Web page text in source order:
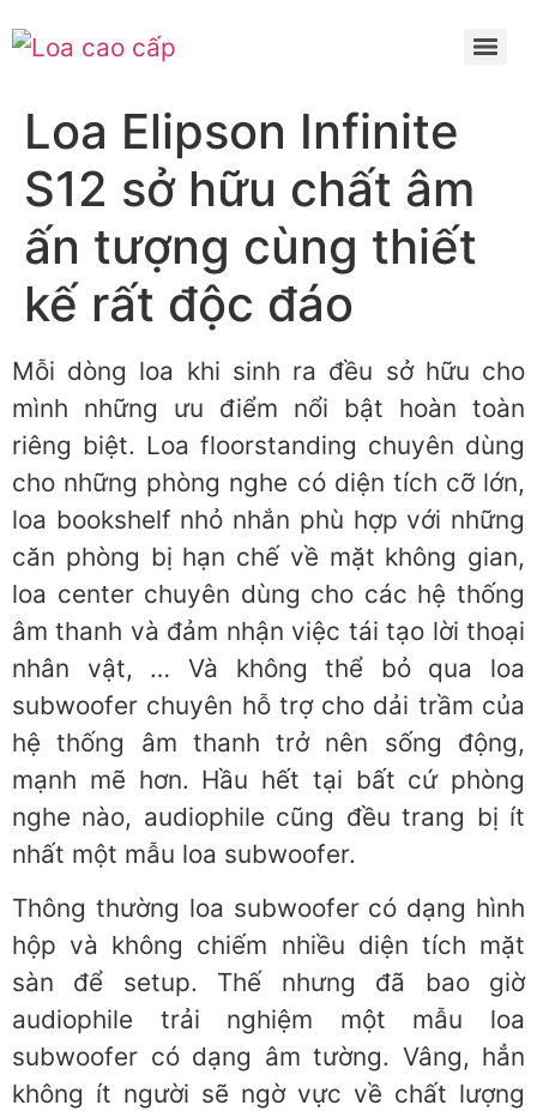
Loa Elipson Infinite
S12 sở hữu chất âm
ấn tượng cùng thiết
kế rất độc đáo
Mỗi dòng loa khi sinh ra đều sở hữu cho
mình những ưu điểm nổi bật hoàn toàn
riêng biệt. Loa floorstanding chuyên dùng
cho những phòng nghe có diện tích cỡ lớn,
loa bookshelf nhỏ nhắn phù hợp với những
căn phòng bị hạn chế về mặt không gian,
loa center chuyên dùng cho các hệ thống
âm thanh và đảm nhận việc tái tạo lời thoại
nhân vật, … Và không thể bỏ qua loa
subwoofer chuyên hỗ trợ cho dải trầm của
hệ thống âm thanh trở nên sống động,
mạnh mẽ hơn. Hầu hết tại bất cứ phòng
nghe nào, audiophile cũng đều trang bị ít
nhất một mẫu loa subwoofer.
Thông thường loa subwoofer có dạng hình
hộp và không chiếm nhiều diện tích mặt
sàn để setup. Thế nhưng đã bao giờ
audiophile trải nghiệm một mẫu loa
subwoofer có dạng âm tường. Vâng, hẳn
không ít người sẽ ngờ vực về chất lượng